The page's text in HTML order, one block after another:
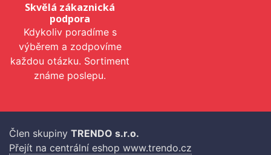
Skvělá zákaznická
podpora
Kdykoliv poradíme s
výběrem a zodpovíme
každou otázku. Sortiment
známe poslepu.
Člen skupiny TRENDO s.r.o.
Přejít na centrální eshop www.trendo.cz